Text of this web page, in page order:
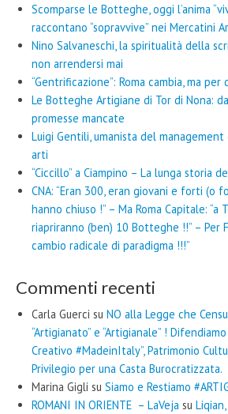
Scomparse le Botteghe, oggi l’anima
raccontano “sopravvive” nei Mercatini
Nino Salvaneschi, la spiritualità della
non arrendersi mai
“Gentrificazione”: Roma cambia, ma
Le Botteghe Artigiane di Tor di Nona:
promesse mancate
Luigi Gentili, umanista del
arti
“Ciccillo” a Ciampino – La lunga storia
CNA: “Eran 300, eran giovani e forti (o
hanno chiuso !” – Ma Roma Capitale: “a
riapriranno (ben) 10 Botteghe !!” – Per
cambio radicale di paradigma !!!”
Commenti recenti
Carla Guerci su NO alla Legge che
“Artigianato” e “Artigianale” !
Creativo #MadeinItaly”, Patrimonio
Privilegio per una Casta Burocratizzata.
Marina Gigli su Siamo e Restiamo
ROMANI IN ORIENTE – LaVeja su